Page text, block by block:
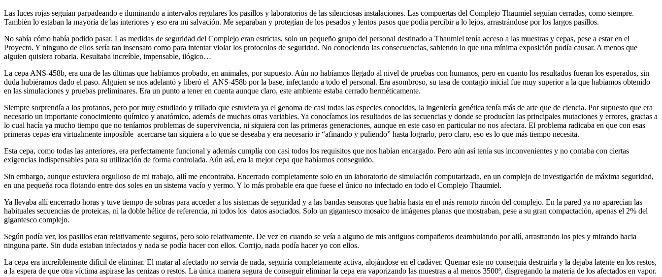
Las luces rojas seguían parpadeando e iluminando a intervalos regulares los pasillos y laboratorios de las silenciosas instalaciones. Las compuertas del Complejo Thaumiel seguían cerradas, como siempre.
También lo estaban la mayoría de las interiores y eso era mi salvación. Me separaban y protegían de los pesados y lentos pasos que podía percibir a lo lejos, arrastrándose por los largos pasillos.
No sabía cómo había podido pasar. Las medidas de seguridad del Complejo eran estrictas, solo un pequeño grupo del personal destinado a Thaumiel tenía acceso a las muestras y cepas, pese a estar en el
Proyecto. Y ninguno de ellos sería tan insensato como para intentar violar los protocolos de seguridad. No conociendo las consecuencias, sabiendo lo que una mínima exposición podía causar. A menos que
alguien quisiera robarla. Resultaba increíble, impensable, ilógico…
La cepa ANS-458b, era una de las últimas que habíamos probado, en animales, por supuesto. Aún no habíamos llegado al nivel de pruebas con humanos, pero en cuanto los resultados fueran los esperados, sin
duda hubiéramos dado el paso. Alguien se nos adelantó y liberó el ANS-458b por la base, infectando a todo el personal. Era asombroso, su tasa de contagio inicial fue muy superior a la que habíamos obtenido
en las simulaciones y pruebas preliminares. Era un punto a tener en cuenta aunque claro, este ambiente estaba cerrado herméticamente.
Siempre sorprendía a los profanos, pero por muy estudiado y trillado que estuviera ya el genoma de casi todas las especies conocidas, la ingeniería genética tenía más de arte que de ciencia. Por supuesto que era
necesario un importante conocimiento químico y anatómico, además de muchas otras variables. Ya conocíamos los resultados de las secuencias y donde se producían las principales mutaciones y errores, gracias a
lo cual hacía ya mucho tiempo que no teníamos problemas de supervivencia, ni siquiera con las primeras generaciones, aunque en este caso en particular no nos afectara. El problema radicaba en que con esas
primeras cepas era virtualmente imposible acercarse tan siquiera a lo que se deseaba y era necesario ir “afinando y puliendo” hasta lograrlo, pero claro, eso es lo que más tiempo necesita.
Esta cepa, como todas las anteriores, era perfectamente funcional y además cumplía con casi todos los requisitos que nos habían encargado. Pero aún así tenía sus inconvenientes y no contaba con ciertas
exigencias indispensables para su utilización de forma controlada. Aún así, era la mejor cepa que habíamos conseguido.
Sin embargo, aunque estuviera orgulloso de mi trabajo, allí me encontraba. Encerrado completamente solo en un laboratorio de simulación computarizada, en un complejo de investigación de máxima seguridad,
en una pequeña roca flotando entre dos soles en un sistema vacío y yermo. Y lo más probable era que fuese el único no infectado en todo el Complejo Thaumiel.
Ya llevaba allí encerrado horas y tuve tiempo de sobras para acceder a los sistemas de seguridad y a las bandas sensoras que había hasta en el más remoto rincón del complejo. En la pared ya no aparecían las
habituales secuencias de proteicas, ni la doble hélice de referencia, ni todos los datos asociados. Solo un gigantesco mosaico de imágenes planas que mostraban, pese a su gran compactación, apenas el 2% del
gigantesco complejo.
Según podía ver, los pasillos eran relativamente seguros, pero solo relativamente. De vez en cuando se veía a alguno de mis antiguos compañeros deambulando por allí, arrastrando los pies y mirando hacia
ninguna parte. Sin duda estaban infectados y nada se podía hacer con ellos. Corrijo, nada podía hacer yo con ellos.
La cepa era increíblemente difícil de eliminar. El matar al afectado no servía de nada, seguiría completamente activa, alojándose en el cadáver. Quemar este no conseguía destruirla y la dejaba latente en los restos,
a la espera de que otra víctima aspirase las cenizas o restos. La única manera segura de conseguir eliminar la cepa era vaporizando las muestras a al menos 3500º, disgregando la materia de los afectados en vapor.